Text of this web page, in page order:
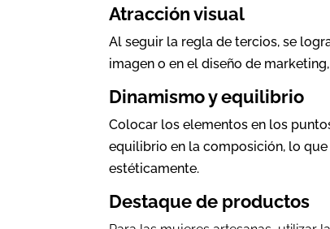
Atracción visual
Al seguir la regla de tercios, se
imagen o en el diseño de
Dinamismo y equilibrio
Colocar los elementos en los
equilibrio en la composición, lo
estéticamente.
Destaque de productos